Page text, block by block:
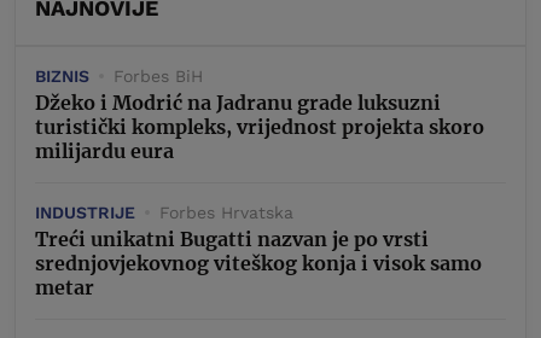
NAJNOVIJE
BIZNIS Forbes BiH
Džeko i Modrić na Jadranu grade luksuzni
turistički kompleks, vrijednost projekta skoro
milijardu eura
INDUSTRIJE Forbes Hrvatska
Treći unikatni Bugatti nazvan je po vrsti
srednjovjekovnog viteškog konja i visok samo
metar